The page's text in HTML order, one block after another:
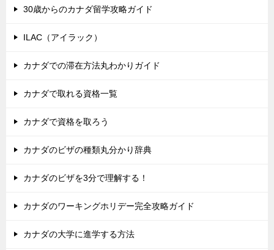
30歳からのカナダ留学攻略ガイド
ILAC（アイラック）
カナダでの滞在方法丸わかりガイド
カナダで取れる資格一覧
カナダで資格を取ろう
カナダのビザの種類丸分かり辞典
カナダのビザを3分で理解する！
カナダのワーキングホリデー完全攻略ガイド
カナダの大学に進学する方法